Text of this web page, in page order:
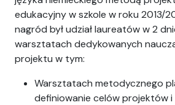
edukacyjny w szkole w roku 2013/
nagród był udział laureatów w 2
warsztatach dedykowanych
projektu w tym:
Warsztatach metodycznego
definiowanie celów projektów i